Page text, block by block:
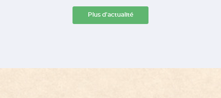
Plus d'actualité